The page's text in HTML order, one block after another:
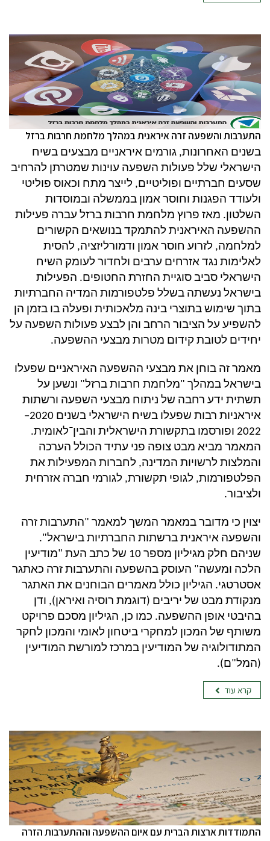
התערבות והשפעה זרה איראנית במהלך מלחמת חרבות ברזל
בשנים האחרונות, גורמים איראניים מבצעים בשיח
הישראלי שלל פעולות השפעה עוינות שמטרתן להרחיב
שסעים חברתיים ופוליטיים, לייצר מתח וכאוס פוליטי
ולעודד הפגנות וחוסר אמון בממשלה ובמוסדות
השלטון. מאז פרוץ מלחמת חרבות ברזל עברה פעילות
ההשפעה האיראנית להתמקד בנושאים הקשורים
למלחמה, לזרוע חוסר אמון ודמורליזציה, להסית
לאלימות נגד אזרחים ערבים ולחדור לעומק השיח
הישראלי סביב סוגיית החזרת החטופים. הפעילות
בישראל נעשתה בשלל פלטפורמות המדיה החברתיות
בתוך שימוש בתוצרי בינה מלאכותית ופעלה בו בזמן הן
להשפיע על הציבור הרחב והן לבצע פעולות השפעה על
יחידים לטובת קידום מטרות מבצעי ההשפעה.
מאמר זה בוחן את מבצעי ההשפעה האיראניים שפעלו
בישראל במהלך "מלחמת חרבות ברזל" ונשען על
תשתית ידע רחבה של ניתוח מבצעי השפעה ורשתות
איראניות רבות שפעלו בשיח הישראלי בשנים 2020–
2022 ופורסמו בתקשורת הישראלית והבין־לאומית.
המאמר מביא מבט צופה פני עתיד הכולל הערכה
והמלצות לרשויות המדינה, לחברות המפעילות את
הפלטפורמות, לגופי תקשורת, לגורמי חברה אזרחית
ולציבור.
יצוין כי מדובר במאמר המשך למאמר "התערבות זרה
והשפעה איראנית ברשתות החברתיות בישראל".
שניהם חלק מגיליון מספר 10 של כתב העת "מודיעין
הלכה ומעשה" העוסק בהשפעה והתערבות זרה כאתגר
אסטרטגי. הגיליון כולל מאמרים הבוחנים את האתגר
מנקודת מבט של יריבים (דוגמת רוסיה ואיראן), ודן
בהיבטי אופן ההשפעה. כמו כן, הגיליון מסכם פרויקט
משותף של המכון למחקרי ביטחון לאומי והמכון לחקר
המתודולוגיה של המודיעין במרכז למורשת המודיעין
(המל"ם).
קרא עוד
התמודדות ארצות הברית עם איום ההשפעה וההתערבות הזרה